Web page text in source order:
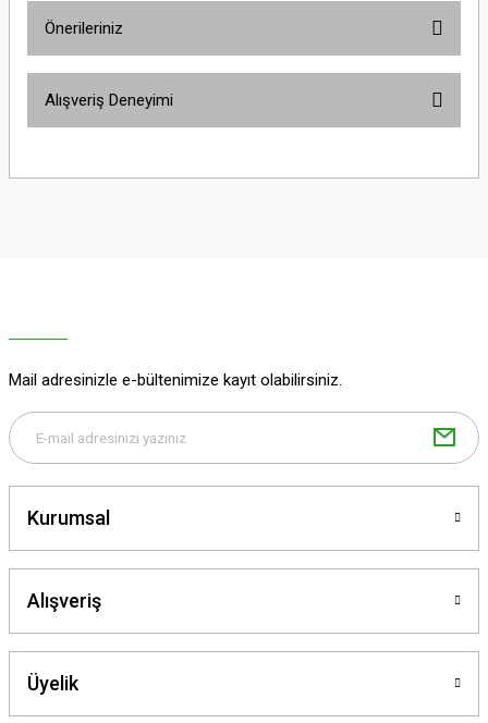
Önerileriniz
yetersiz gördüğünüz noktaları öneri formunu kullanarak tarafımıza
Gönder
Alışveriş Deneyimi
Mail adresinizle e-bültenimize kayıt olabilirsiniz.
Kurumsal
Alışveriş
Üyelik